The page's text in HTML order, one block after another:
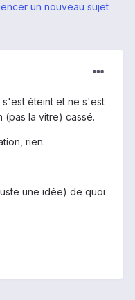
un nouveau sujet
s'est éteint et ne s'est
(pas la vitre) cassé.
rien.
une idée) de quoi